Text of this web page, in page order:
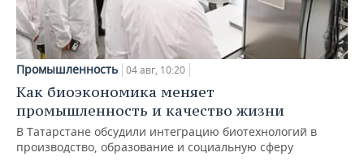
Промышленность 04 авг, 10:20
Как биоэкономика меняет
промышленность и качество жизни
В Татарстане обсудили интеграцию биотехнологий в
производство, образование и социальную сферу